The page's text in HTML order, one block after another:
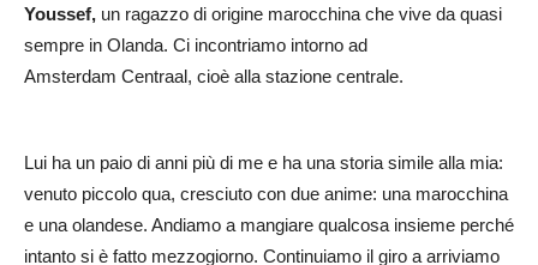
Youssef, un ragazzo di origine marocchina che vive da quasi
sempre in Olanda. Ci incontriamo intorno ad
Amsterdam Centraal, cioè alla stazione centrale.
Lui ha un paio di anni più di me e ha una storia simile alla mia:
venuto piccolo qua, cresciuto con due anime: una marocchina
e una olandese. Andiamo a mangiare qualcosa insieme perché
intanto si è fatto mezzogiorno. Continuiamo il giro a arriviamo